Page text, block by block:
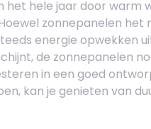
het hele jaar door warm
zonnepanelen
energie opwekken
de zonnepanelen
in een goed
kan je genieten van